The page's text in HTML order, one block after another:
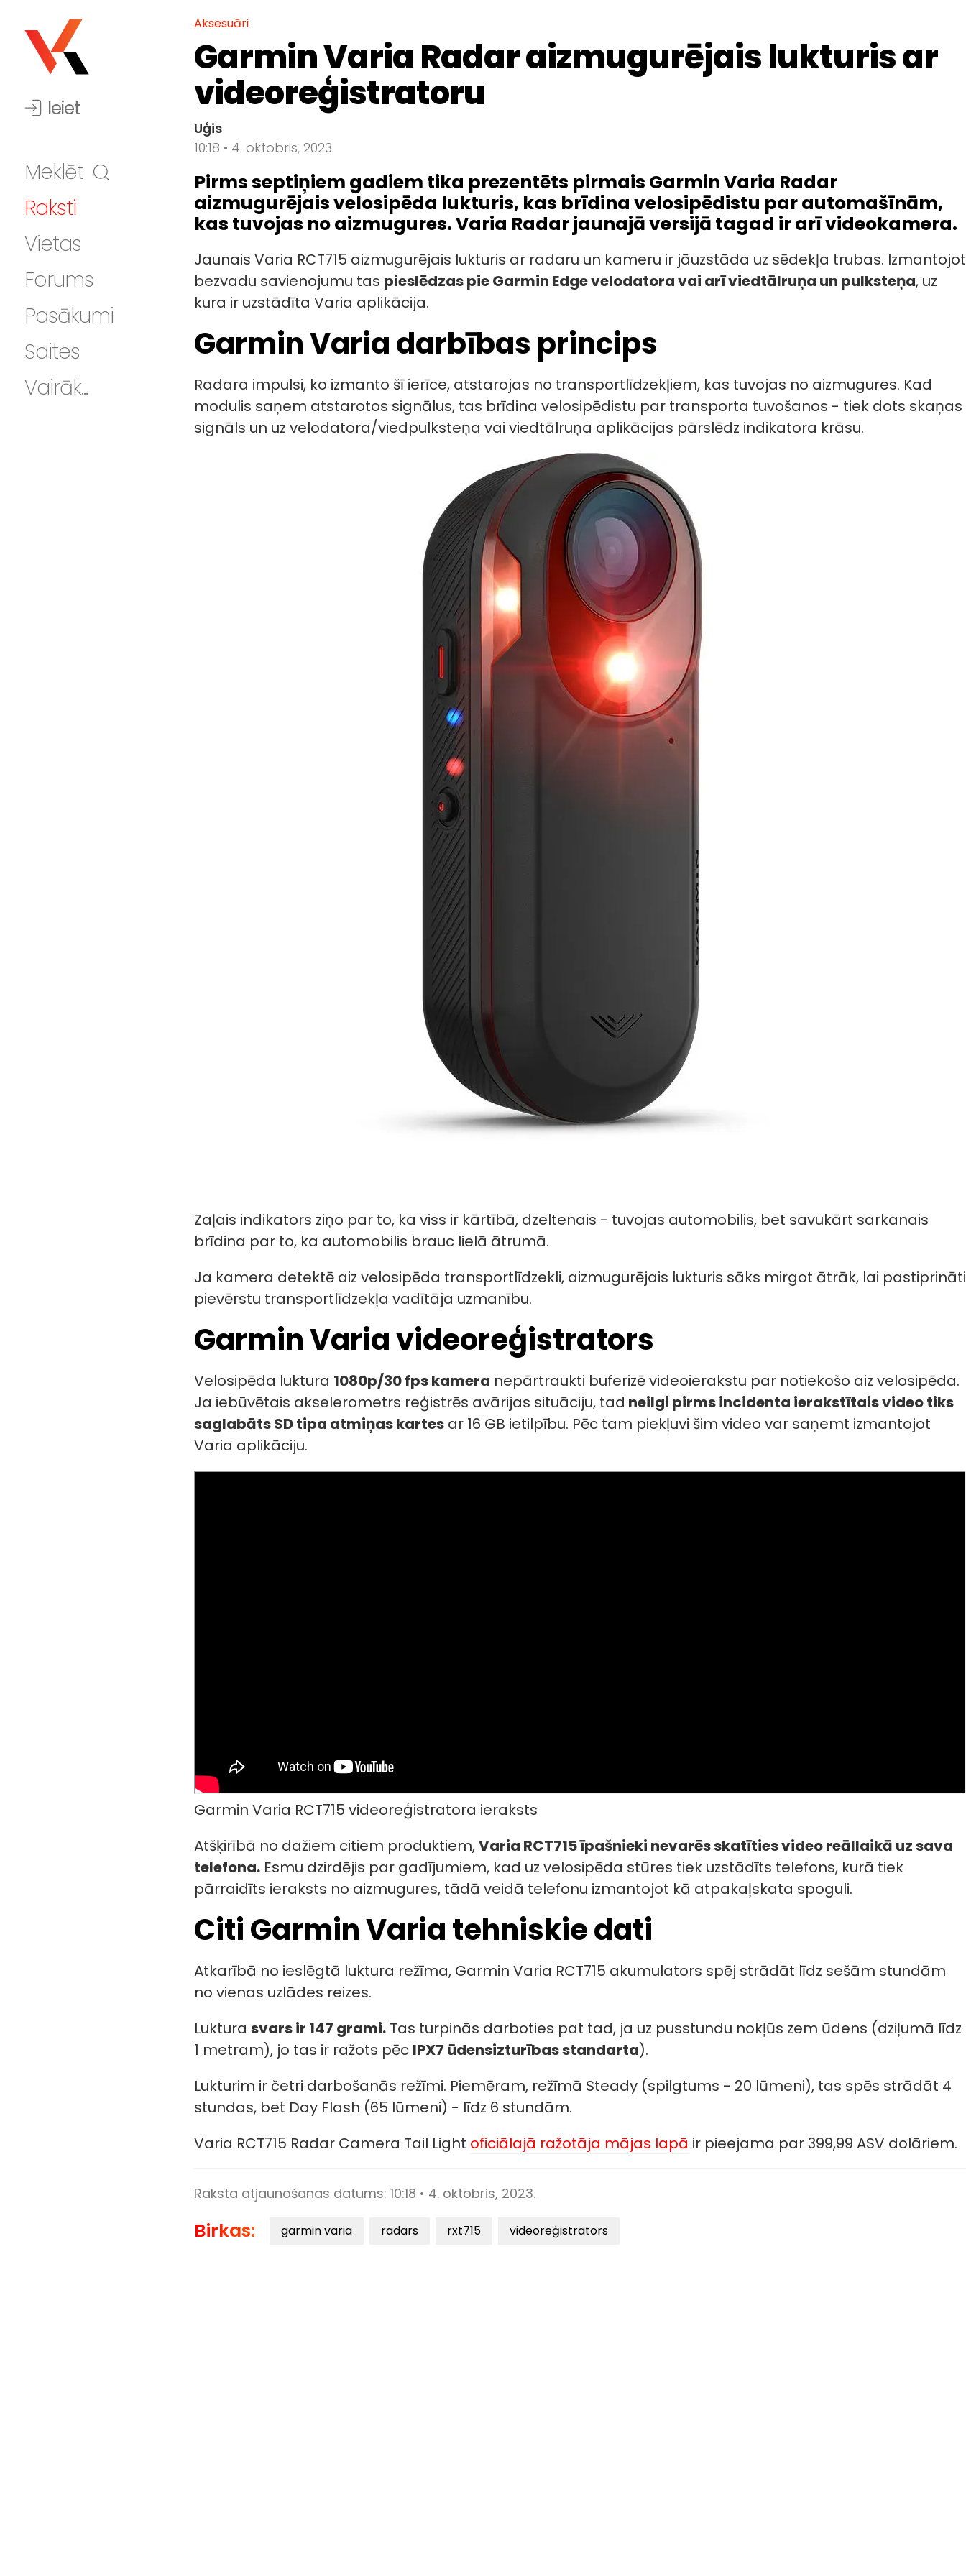
Ieiet
Meklēt
Raksti
Vietas
Forums
Pasākumi
Saites
Vairāk...
Aksesuāri
Garmin Varia Radar aizmugurējais lukturis ar
videoreģistratoru
Uģis
10:18 • 4. oktobris, 2023.
Pirms septiņiem gadiem tika prezentēts pirmais Garmin Varia Radar
aizmugurējais velosipēda lukturis, kas brīdina velosipēdistu par automašīnām,
kas tuvojas no aizmugures. Varia Radar jaunajā versijā tagad ir arī videokamera.
Jaunais Varia RCT715 aizmugurējais lukturis ar radaru un kameru ir jāuzstāda uz sēdekļa trubas. Izmantojot
bezvadu savienojumu tas pieslēdzas pie Garmin Edge velodatora vai arī viedtālruņa un pulksteņa, uz
kura ir uzstādīta Varia aplikācija.
Garmin Varia darbības princips
Radara impulsi, ko izmanto šī ierīce, atstarojas no transportlīdzekļiem, kas tuvojas no aizmugures. Kad
modulis saņem atstarotos signālus, tas brīdina velosipēdistu par transporta tuvošanos - tiek dots skaņas
signāls un uz velodatora/viedpulksteņa vai viedtālruņa aplikācijas pārslēdz indikatora krāsu.
Zaļais indikators ziņo par to, ka viss ir kārtībā, dzeltenais - tuvojas automobilis, bet savukārt sarkanais
brīdina par to, ka automobilis brauc lielā ātrumā.
Ja kamera detektē aiz velosipēda transportlīdzekli, aizmugurējais lukturis sāks mirgot ātrāk, lai pastiprināti
pievērstu transportlīdzekļa vadītāja uzmanību.
Garmin Varia videoreģistrators
Velosipēda luktura 1080p/30 fps kamera nepārtraukti buferizē videoierakstu par notiekošo aiz velosipēda.
Ja iebūvētais akselerometrs reģistrēs avārijas situāciju, tad neilgi pirms incidenta ierakstītais video tiks
saglabāts SD tipa atmiņas kartes ar 16 GB ietilpību. Pēc tam piekļuvi šim video var saņemt izmantojot
Varia aplikāciju.
Garmin Varia RCT715 videoreģistratora ieraksts
Atšķirībā no dažiem citiem produktiem,Varia RCT715 īpašnieki nevarēs skatīties video reāllaikā uz sava
telefona. Esmu dzirdējis par gadījumiem, kad uz velosipēda stūres tiek uzstādīts telefons, kurā tiek
pārraidīts ieraksts no aizmugures, tādā veidā telefonu izmantojot kā atpakaļskata spoguli.
Citi Garmin Varia tehniskie dati
Atkarībā no ieslēgtā luktura režīma, Garmin Varia RCT715 akumulators spēj strādāt līdz sešām stundām
no vienas uzlādes reizes.
Luktura svars ir 147 grami. Tas turpinās darboties pat tad, ja uz pusstundu nokļūs zem ūdens (dziļumā līdz
1 metram), jo tas ir ražots pēc IPX7 ūdensizturības standarta).
Lukturim ir četri darbošanās režīmi. Piemēram, režīmā Steady (spilgtums - 20 lūmeni), tas spēs strādāt 4
stundas, bet Day Flash (65 lūmeni) - līdz 6 stundām.
Varia RCT715 Radar Camera Tail Light oficiālajā ražotāja mājas lapā ir pieejama par 399,99 ASV dolāriem.
Raksta atjaunošanas datums: 10:18 • 4. oktobris, 2023.
Birkas: garmin varia radars rxt715 videoreģistrators